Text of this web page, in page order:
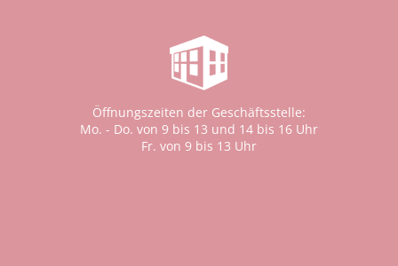
Öffnungszeiten der Geschäftsstelle:
Mo. - Do. von 9 bis 13 und 14 bis 16 Uhr
Fr. von 9 bis 13 Uhr